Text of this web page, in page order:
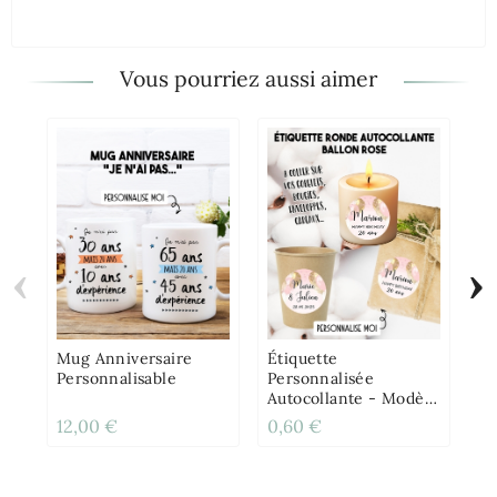
Vous pourriez aussi aimer
Mug Anniversaire
Personnalisable
12,00 €
Étiquette
Personnalisée
Autocollante - Modèle
Ballon Doré Et Rose
0,60 €
‹ ›